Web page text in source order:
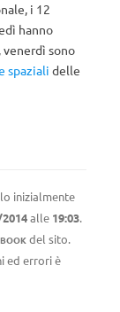
i 12
hanno
sono
spaziali delle
inizialmente
alle 19:03.
del sito.
ed errori è